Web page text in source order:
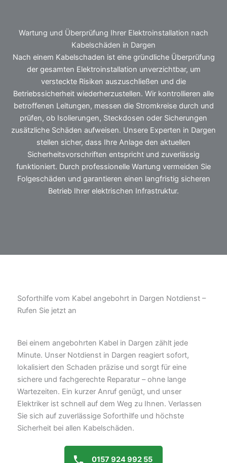
Wartung und Überprüfung Ihrer Elektroinstallation nach
Kabelschäden in Dargen
Nach einem Kabelschaden ist eine gründliche Überprüfung
der gesamten Elektroinstallation unverzichtbar, um
versteckte Risiken auszuschließen und die
Betriebssicherheit wiederherzustellen. Wir kontrollieren alle
betroffenen Leitungen, messen die Stromkreise durch und
prüfen, ob Isolierungen, Steckdosen oder Sicherungen
zusätzliche Schäden aufweisen. Unsere Experten in Dargen
stellen sicher, dass Ihre Anlage den aktuellen
Sicherheitsvorschriften entspricht und zuverlässig
funktioniert. Durch professionelle Wartung vermeiden Sie
Folgeschäden und garantieren einen langfristig sicheren
Betrieb Ihrer elektrischen Infrastruktur.
Soforthilfe vom Kabel angebohrt in Dargen Notdienst –
Rufen Sie jetzt an
Bei einem angebohrten Kabel in Dargen zählt jede
Minute. Unser Notdienst in Dargen reagiert sofort,
lokalisiert den Schaden präzise und sorgt für eine
sichere und fachgerechte Reparatur – ohne lange
Wartezeiten. Ein kurzer Anruf genügt, und unser
Elektriker ist schnell auf dem Weg zu Ihnen. Verlassen
Sie sich auf zuverlässige Soforthilfe und höchste
Sicherheit bei allen Kabelschäden.
0157 924 992 55